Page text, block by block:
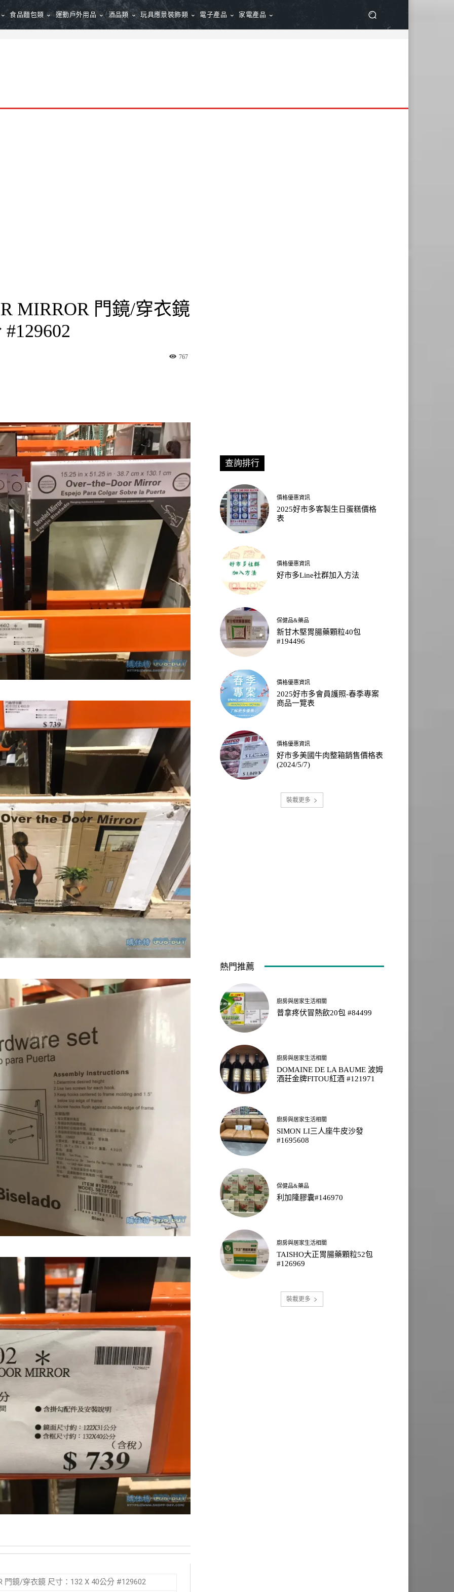
食品麵包類 運動戶外用品 酒品類 玩具應景裝飾類 電子產品 家電產品
MIRROR 門鏡/穿衣鏡
767
門鏡/穿衣鏡 尺寸：132 X 40公分 #129602
查詢排行
價格優惠資訊
2025好市多客製生日蛋糕價格
表
價格優惠資訊
好市多Line社群加入方法
保健品&藥品
新甘木堅胃腸藥顆粒40包
#194496
價格優惠資訊
2025好市多會員護照-春季專案
商品一覽表
價格優惠資訊
好市多美國牛肉整箱銷售價格表
(2024/5/7)
裝載更多
熱門推薦
廚房與居家生活相關
普拿疼伏冒熱飲20包 #84499
廚房與居家生活相關
DOMAINE DE LA BAUME 波姆
酒莊金牌FITOU紅酒 #121971
廚房與居家生活相關
SIMON LI三人座牛皮沙發
#1695608
保健品&藥品
利加隆膠囊#146970
廚房與居家生活相關
TAISHO大正胃腸藥顆粒52包
#126969
裝載更多